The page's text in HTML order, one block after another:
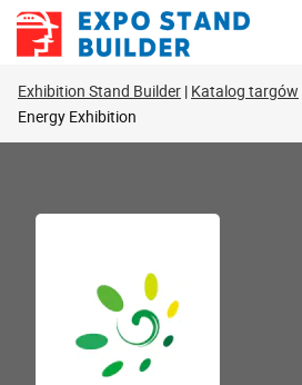
Skip
Exhibition Stand Builder Katalog targów
Energy Exhibition